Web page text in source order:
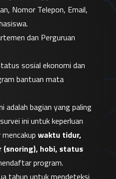
Nomor Telepon, Email,
dan Perguruan
sosial ekonomi dan
bantuan mata
adalah bagian yang paling
ini untuk keperluan
waktu tidur,
(snoring), hobi, status
program.
tahun untuk mendeteksi